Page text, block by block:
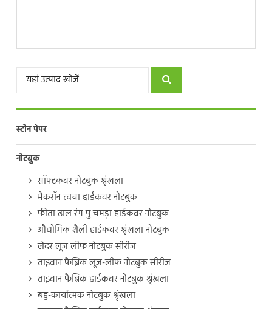
स्टोन पेपर
नोटबुक
सॉफ्टकवर नोटबुक श्रृंखला
मैकरॉन त्वचा हार्डकवर नोटबुक
फीता ढाल रंग पु चमड़ा हार्डकवर नोटबुक
औद्योगिक शैली हार्डकवर श्रृंखला नोटबुक
लेदर लूज लीफ नोटबुक सीरीज
ताइवान फैब्रिक लूज-लीफ नोटबुक सीरीज
ताइवान फैब्रिक हार्डकवर नोटबुक श्रृंखला
बहु-कार्यात्मक नोटबुक श्रृंखला